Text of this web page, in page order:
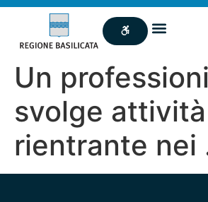
Un
svolge attività
rientrante nei